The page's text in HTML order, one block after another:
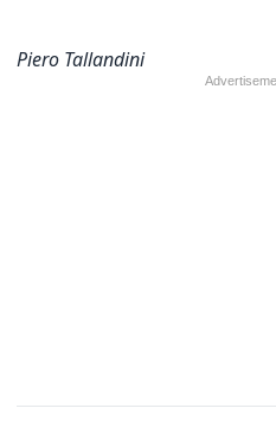
Piero Tallandini